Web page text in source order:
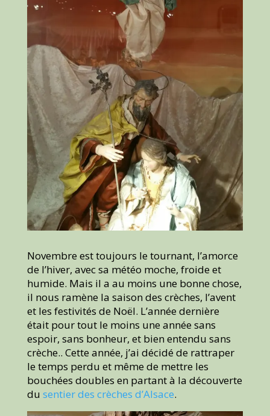
Novembre est toujours le tournant, l’amorce
de l’hiver, avec sa météo moche, froide et
humide. Mais il a au moins une bonne chose,
il nous ramène la saison des crèches, l’avent
et les festivités de Noël. L’année dernière
était pour tout le moins une année sans
espoir, sans bonheur, et bien entendu sans
crèche.. Cette année, j’ai décidé de rattraper
le temps perdu et même de mettre les
bouchées doubles en partant à la découverte
du sentier des crèches d’Alsace.